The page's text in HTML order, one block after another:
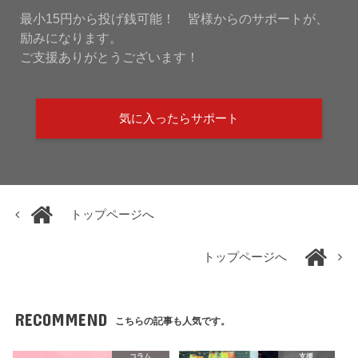
最小15円から投げ銭可能！ 皆様からのサポートが、
励みになります。
ご支援ありがとうございます！
気に入ったらサポート
トップページへ
トップページへ
RECOMMEND こちらの記事も人気です。
コラム 支援